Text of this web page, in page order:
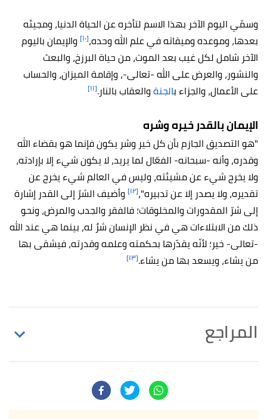
وسمّي اليوم الآخر بهذا الاسم لتأخره عن الحياة الدنيا، ومجيئه
بعدها، وموعده وميقاته في علم الله وحده،[١٠]
والإيمان باليوم
الآخر شامل لكل غيب بعد الموت، من حياة البرزخ، والبعث
والنشور، والعرض على الله -تعالى-، وإقامة الميزان، والحساب
على الأعمال، والجزاء بالجنةوالعقاب بالنار.[١١]
الإيمان بالقدر خيره وشره
"هو التصديق الجازم بأن كل خير وشر يكون فإنما هو بقضاء الله
وقدره، وأنه -سبحانه- الفعّال لما يريد، لا يكون شيء إلا بإرادته،
ولا يخرج شيء عن مشيئته، وليس في العالم شيء يخرج عن
تقديره، ولا يصدر إلا عن تدبيره"،[١٢]
وأضيف الشرّ إلى القدر إشارة
إلى شرّ المقدورات والمخلوقات؛ فالفقر والجدب والمرض، ونحو
ذلك من الابتلاءات هي في نظر الإنسان شرٌ له، بينما هي عند الله
-تعالى- خير؛ لأنّه يقدّرها بحكمته وعلمه وقدرته، فيشقى بها
من يشاء، ويسعد بها من يشاء.[١٣]
المراجع